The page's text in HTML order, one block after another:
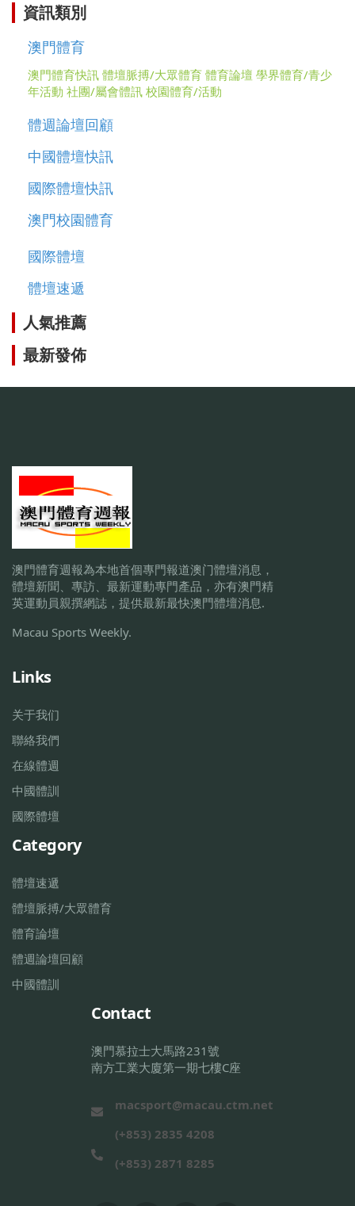
資訊類別
澳門體育
澳門體育快訊 體壇脈搏/大眾體育 體育論壇 學界體育/青少
年活動 社團/屬會體訊 校園體育/活動
體週論壇回顧
中國體壇快訊
國際體壇快訊
澳門校園體育
國際體壇
體壇速遞
人氣推薦
最新發佈
澳門體育週報為本地首個專門報道澳门體壇消息，
體壇新聞、專訪、最新運動專門產品，亦有澳門精
英運動員親撰網誌，提供最新最快澳門體壇消息.
Macau Sports Weekly.
Links
关于我们
聯絡我們
在線體週
中國體訓
國際體壇
Category
體壇速遞
體壇脈搏/大眾體育
體育論壇
體週論壇回顧
中國體訓
Contact
澳門慕拉士大馬路231號
南方工業大廈第一期七樓C座
macsport@macau.ctm.net
(+853) 2835 4208
(+853) 2871 8285